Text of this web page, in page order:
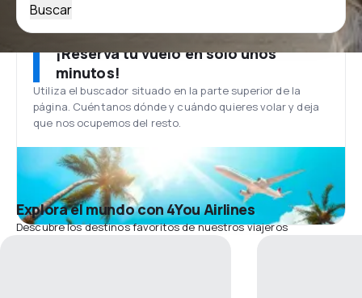
Buscar
¡Reserva tu vuelo en solo unos
minutos!
Utiliza el buscador situado en la parte superior de la
página. Cuéntanos dónde y cuándo quieres volar y deja
que nos ocupemos del resto.
Explora el mundo con 4You Airlines
Descubre los destinos favoritos de nuestros viajeros